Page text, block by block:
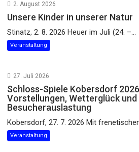
2. August 2026
Unsere Kinder in unserer Natur
Stinatz, 2. 8. 2026 Heuer im Juli (24. –...
Veranstaltung
27. Juli 2026
Schloss-Spiele Kobersdorf
Vorstellungen, Wetterglück und
Besucherauslastung
Kobersdorf, 27. 7. 2026 Mit
Veranstaltung